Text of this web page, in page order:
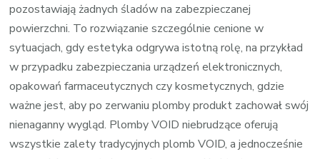
pozostawiają żadnych śladów na zabezpieczanej
powierzchni. To rozwiązanie szczególnie cenione w
sytuacjach, gdy estetyka odgrywa istotną rolę, na przykład
w przypadku zabezpieczania urządzeń elektronicznych,
opakowań farmaceutycznych czy kosmetycznych, gdzie
ważne jest, aby po zerwaniu plomby produkt zachował swój
nienaganny wygląd. Plomby VOID niebrudzące oferują
wszystkie zalety tradycyjnych plomb VOID, a jednocześnie